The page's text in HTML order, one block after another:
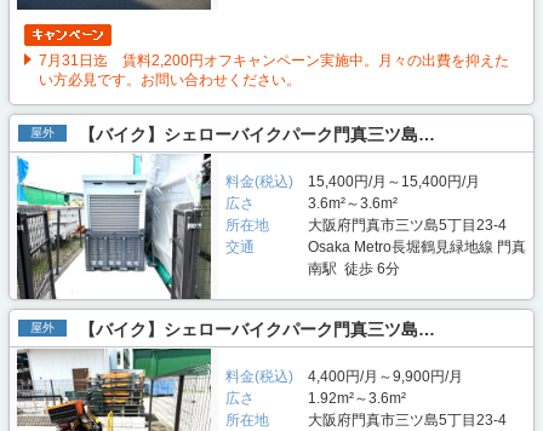
7月31日迄 賃料2,200円オフキャンペーン実施中。月々の出費を抑えた
い方必見です。お問い合わせください。
屋外 【バイク】シェローバイクパーク門真三ツ島…
料金(税込)
15,400円/月～15,400円/月
広さ
3.6m²～3.6m²
所在地
大阪府門真市三ツ島5丁目23-4
交通
Osaka Metro長堀鶴見緑地線 門真
南駅 徒歩 6分
屋外 【バイク】シェローバイクパーク門真三ツ島…
料金(税込)
4,400円/月～9,900円/月
広さ
1.92m²～3.6m²
所在地
大阪府門真市三ツ島5丁目23-4